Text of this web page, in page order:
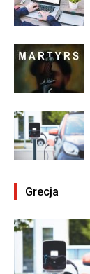
Grecja